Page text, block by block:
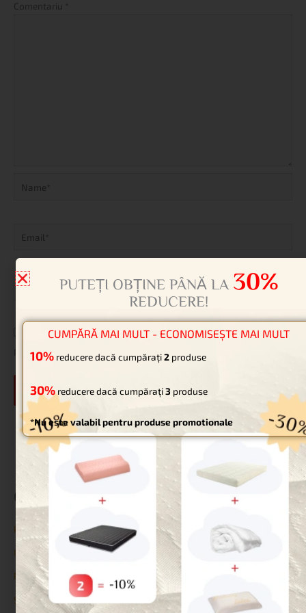
Comentariu
Website
Salvează-mi numele, emailul și site-ul web în acest navigator
pentru data viitoare când o să comentez.
Categorii
Paturi pentru animale de companie
Uncategorized
Reduceri
Saltele
PUTEȚI OBȚINE PÂNĂ LA30%
REDUCERE!
CUMPĂRĂ MAI MULT - ECONOMISEȘTE MAI MULT
10% reducere dacă cumpărați2 produse
30%reducere dacă cumpărați3 produse
*Nu este valabil pentru produse promotionale